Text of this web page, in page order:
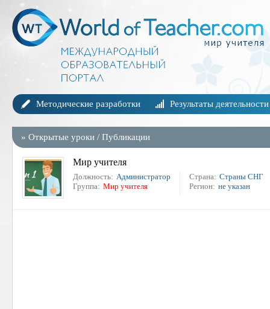
Методические разработки Результаты деятельности
» Открытые уроки / Публикации
Мир учителя
Должность: Администратор
Группа: Мир учителя
Страна: Страны СНГ
Регион: не указан